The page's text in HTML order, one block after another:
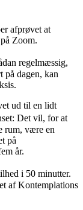
afprøvet at
Zoom.
regelmæssig,
på dagen, kan
ud til en lidt
Det vil, for at
rum, være en
på
år.
i 50 minutter.
af Kontemplations